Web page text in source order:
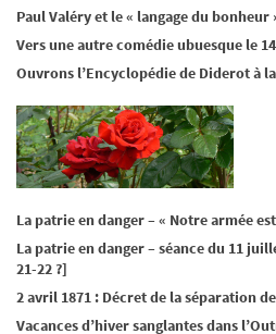
Paul Valéry et le « langage du bonheur
Vers une autre comédie ubuesque le
Ouvrons l’Encyclopédie de Diderot à
La patrie en danger – « Notre armée
La patrie en danger – séance du 11
21-22 ?]
2 avril 1871 : Décret de la séparation
Vacances d’hiver sanglantes dans